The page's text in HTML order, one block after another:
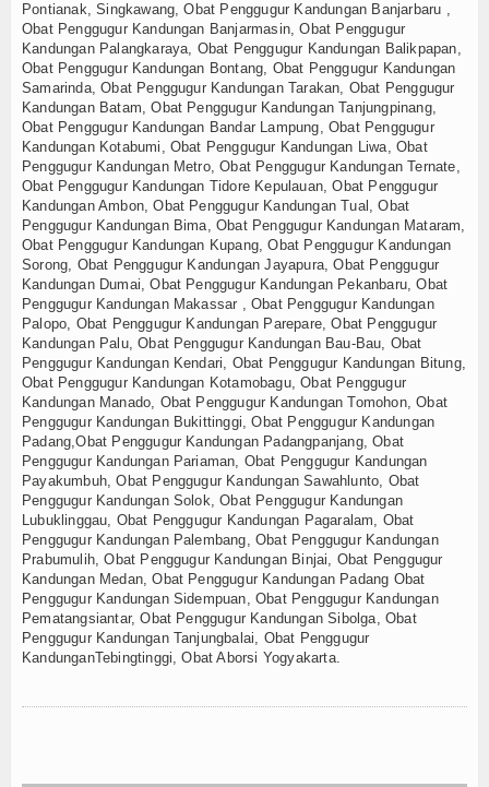
Pontianak, Singkawang, Obat Penggugur Kandungan Banjarbaru ,
Obat Penggugur Kandungan Banjarmasin, Obat Penggugur
Kandungan Palangkaraya, Obat Penggugur Kandungan Balikpapan,
Obat Penggugur Kandungan Bontang, Obat Penggugur Kandungan
Samarinda, Obat Penggugur Kandungan Tarakan, Obat Penggugur
Kandungan Batam, Obat Penggugur Kandungan Tanjungpinang,
Obat Penggugur Kandungan Bandar Lampung, Obat Penggugur
Kandungan Kotabumi, Obat Penggugur Kandungan Liwa, Obat
Penggugur Kandungan Metro, Obat Penggugur Kandungan Ternate,
Obat Penggugur Kandungan Tidore Kepulauan, Obat Penggugur
Kandungan Ambon, Obat Penggugur Kandungan Tual, Obat
Penggugur Kandungan Bima, Obat Penggugur Kandungan Mataram,
Obat Penggugur Kandungan Kupang, Obat Penggugur Kandungan
Sorong, Obat Penggugur Kandungan Jayapura, Obat Penggugur
Kandungan Dumai, Obat Penggugur Kandungan Pekanbaru, Obat
Penggugur Kandungan Makassar , Obat Penggugur Kandungan
Palopo, Obat Penggugur Kandungan Parepare, Obat Penggugur
Kandungan Palu, Obat Penggugur Kandungan Bau-Bau, Obat
Penggugur Kandungan Kendari, Obat Penggugur Kandungan Bitung,
Obat Penggugur Kandungan Kotamobagu, Obat Penggugur
Kandungan Manado, Obat Penggugur Kandungan Tomohon, Obat
Penggugur Kandungan Bukittinggi, Obat Penggugur Kandungan
Padang,Obat Penggugur Kandungan Padangpanjang, Obat
Penggugur Kandungan Pariaman, Obat Penggugur Kandungan
Payakumbuh, Obat Penggugur Kandungan Sawahlunto, Obat
Penggugur Kandungan Solok, Obat Penggugur Kandungan
Lubuklinggau, Obat Penggugur Kandungan Pagaralam, Obat
Penggugur Kandungan Palembang, Obat Penggugur Kandungan
Prabumulih, Obat Penggugur Kandungan Binjai, Obat Penggugur
Kandungan Medan, Obat Penggugur Kandungan Padang Obat
Penggugur Kandungan Sidempuan, Obat Penggugur Kandungan
Pematangsiantar, Obat Penggugur Kandungan Sibolga, Obat
Penggugur Kandungan Tanjungbalai, Obat Penggugur
KandunganTebingtinggi, Obat Aborsi Yogyakarta.